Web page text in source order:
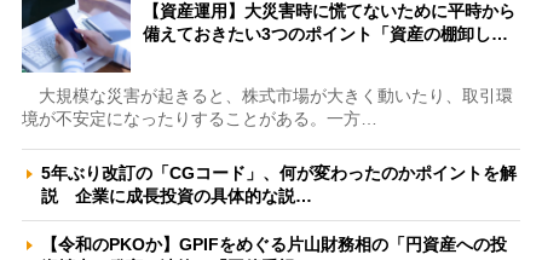
【資産運用】大災害時に慌てないために平時から
備えておきたい3つのポイント「資産の棚卸し…
大規模な災害が起きると、株式市場が大きく動いたり、取引環
境が不安定になったりすることがある。一方…
5年ぶり改訂の「CGコード」、何が変わったのかポイントを解
説 企業に成長投資の具体的な説…
【令和のPKOか】GPIFをめぐる片山財務相の「円資産への投